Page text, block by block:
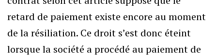
retard de paiement existe encore au moment
de la résiliation. Ce droit s’est donc éteint
lorsque la société a procédé au paiement de